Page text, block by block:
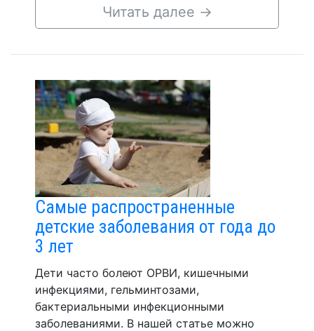
Читать далее →
Самые распространенные
детские заболевания от года до
3 лет
Дети часто болеют ОРВИ, кишечными
инфекциями, гельминтозами,
бактериальными инфекционными
заболеваниями. В нашей статье можно